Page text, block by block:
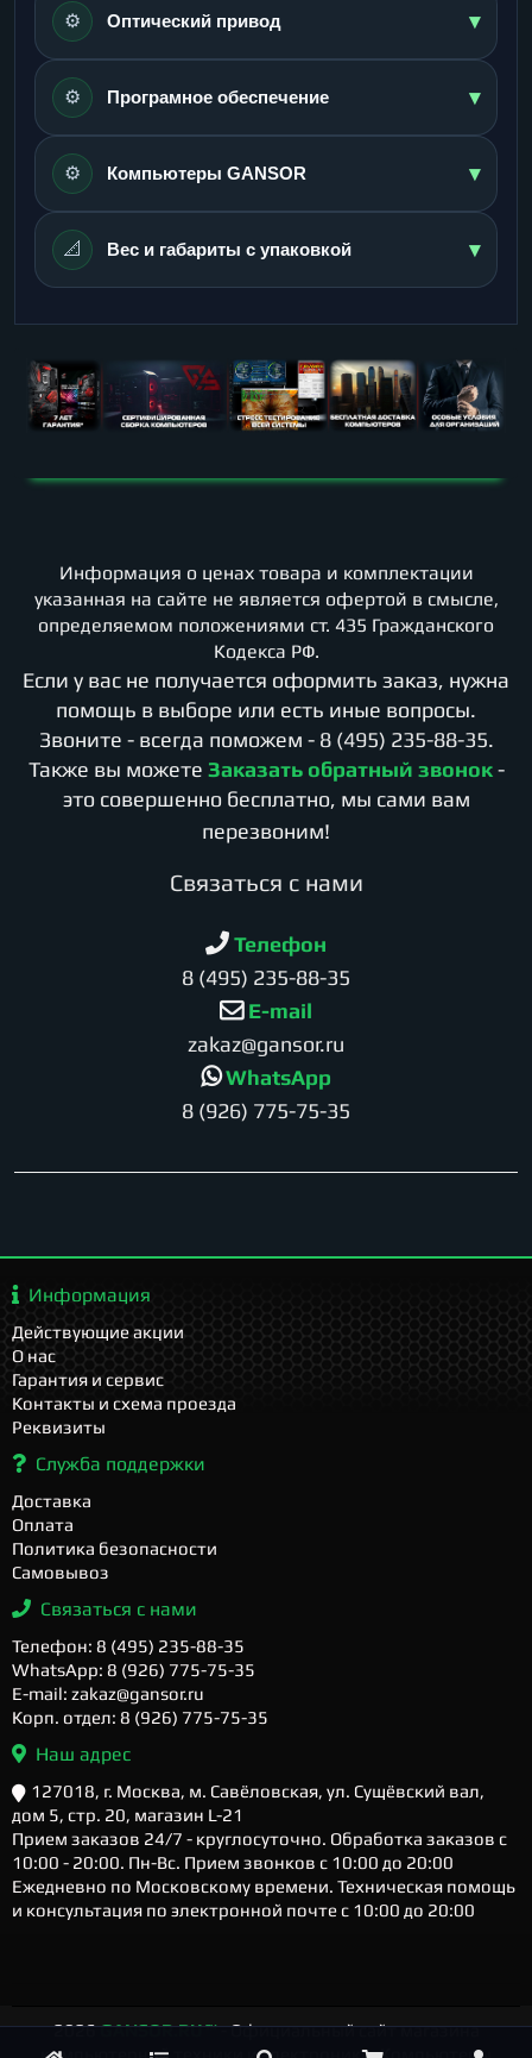
⚙️ Оптический привод ▾
⚙️ Програмное обеспечение ▾
⚙️ Компьютеры GANSOR ▾
📐 Вес и габариты с упаковкой ▾
Информация о ценах товара и комплектации
указанная на сайте не является офертой в смысле,
определяемом положениями ст. 435 Гражданского
Кодекса РФ.
Если у вас не получается оформить заказ, нужна
помощь в выборе или есть иные вопросы.
Звоните - всегда поможем - 8 (495) 235-88-35.
Также вы можете Заказать обратный звонок -
это совершенно бесплатно, мы сами вам
перезвоним!
Cвязаться с нами
Телефон
8 (495) 235-88-35
E-mail
zakaz@gansor.ru
WhatsApp
8 (926) 775-75-35
Информация
Действующие акции
О нас
Гарантия и сервис
Контакты и схема проезда
Реквизиты
Служба поддержки
Доставка
Оплата
Политика безопасности
Самовывоз
Связаться с нами
Телефон: 8 (495) 235-88-35
WhatsApp: 8 (926) 775-75-35
E-mail: zakaz@gansor.ru
Корп. отдел: 8 (926) 775-75-35
Наш адрес
127018, г. Москва, м. Савёловская, ул. Сущёвский вал,
дом 5, стр. 20, магазин L-21
Прием заказов 24/7 - круглосуточно. Обработка заказов с
10:00 - 20:00. Пн-Вс. Прием звонков с 10:00 до 20:00
Ежедневно по Московскому времени. Техническая помощь
и консультация по электронной почте с 10:00 до 20:00
2026GANSOR.RU ™- Официальный сайт магазина
компьютерной техники и электроники. Компьютеры